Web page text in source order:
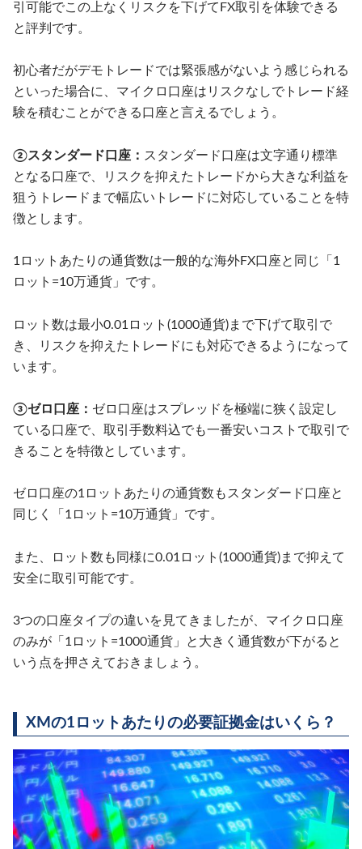
引可能でこの上なくリスクを下げてFX取引を体験できる
と評判です。
初心者だがデモトレードでは緊張感がないよう感じられる
といった場合に、マイクロ口座はリスクなしでトレード経
験を積むことができる口座と言えるでしょう。
②スタンダード口座： スタンダード口座は文字通り標準
となる口座で、リスクを抑えたトレードから大きな利益を
狙うトレードまで幅広いトレードに対応していることを特
徴とします。
1ロットあたりの通貨数は一般的な海外FX口座と同じ「1
ロット=10万通貨」です。
ロット数は最小0.01ロット(1000通貨)まで下げて取引で
き、リスクを抑えたトレードにも対応できるようになって
います。
③ゼロ口座： ゼロ口座はスプレッドを極端に狭く設定し
ている口座で、取引手数料込でも一番安いコストで取引で
きることを特徴としています。
ゼロ口座の1ロットあたりの通貨数もスタンダード口座と
同じく「1ロット=10万通貨」です。
また、ロット数も同様に0.01ロット(1000通貨)まで抑えて
安全に取引可能です。
3つの口座タイプの違いを見てきましたが、マイクロ口座
のみが「1ロット=1000通貨」と大きく通貨数が下がると
いう点を押さえておきましょう。
XMの1ロットあたりの必要証拠金はいくら？